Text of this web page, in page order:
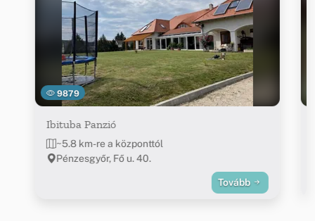
9879
Ibituba Panzió
~5.8 km-re a központtól
Pénzesgyőr, Fő u. 40.
Tovább